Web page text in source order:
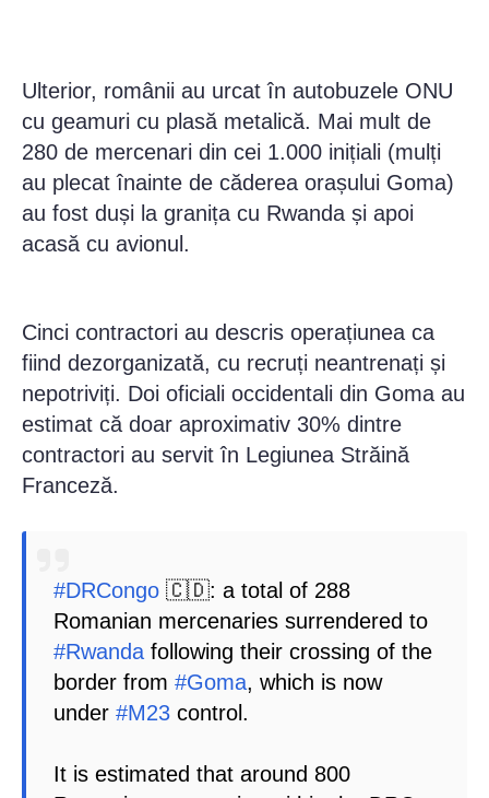
Ulterior, românii au urcat în autobuzele ONU
cu geamuri cu plasă metalică. Mai mult de
280 de mercenari din cei 1.000 inițiali (mulți
au plecat înainte de căderea orașului Goma)
au fost duși la granița cu Rwanda și apoi
acasă cu avionul.
Cinci contractori au descris operațiunea ca
fiind dezorganizată, cu recruți neantrenați și
nepotriviți. Doi oficiali occidentali din Goma au
estimat că doar aproximativ 30% dintre
contractori au servit în Legiunea Străină
Franceză.
#DRCongo 🇨🇩: a total of 288
Romanian mercenaries surrendered to
#Rwanda following their crossing of the
border from #Goma, which is now
under #M23 control.
It is estimated that around 800